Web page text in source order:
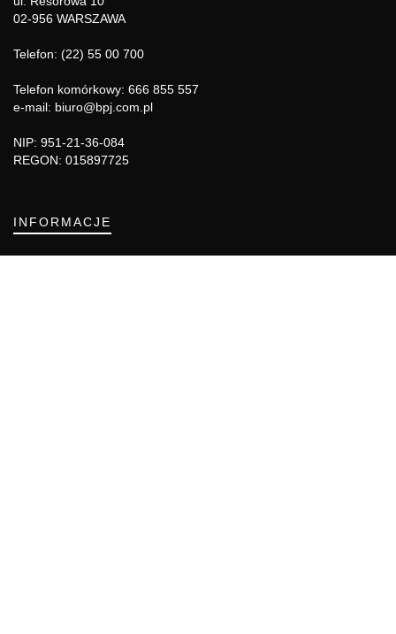
02-956 WARSZAWA
Telefon: (22) 55 00 700
Telefon komórkowy: 666 855 557
e-mail: biuro@bpj.com.pl
NIP: 951-21-36-084
REGON: 015897725
INFORMACJE